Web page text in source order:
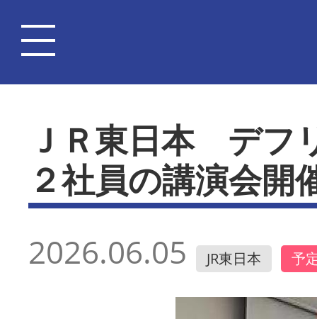
ＪＲ東日本 デフ
２社員の講演会開
2026.06.05 JR東日本 予